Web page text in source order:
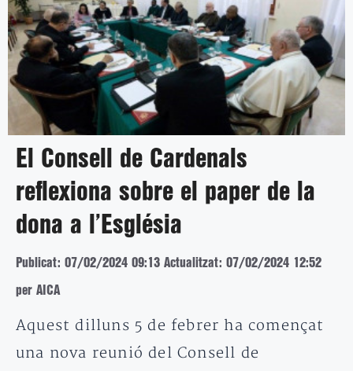
El Consell de Cardenals
reflexiona sobre el paper de la
dona a l’Església
Publicat: 07/02/2024 09:13 Actualitzat: 07/02/2024 12:52
per AICA
Aquest dilluns 5 de febrer ha començat
una nova reunió del Consell de